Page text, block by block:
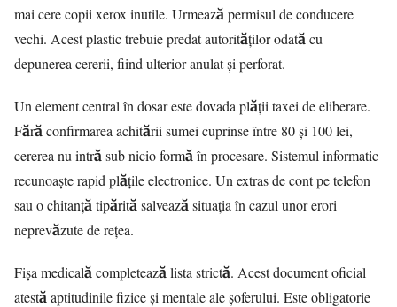
mai cere copii xerox inutile. Urmează permisul de conducere
vechi. Acest plastic trebuie predat autorităților odată cu
depunerea cererii, fiind ulterior anulat și perforat.
Un element central în dosar este dovada plății taxei de eliberare.
Fără confirmarea achitării sumei cuprinse între 80 și 100 lei,
cererea nu intră sub nicio formă în procesare. Sistemul informatic
recunoaște rapid plățile electronice. Un extras de cont pe telefon
sau o chitanță tipărită salvează situația în cazul unor erori
neprevăzute de rețea.
Fișa medicală completează lista strictă. Acest document oficial
atestă aptitudinile fizice și mentale ale șoferului. Este obligatorie